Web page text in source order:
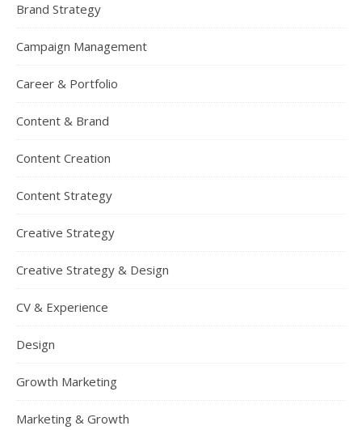
Brand Strategy
Campaign Management
Career & Portfolio
Content & Brand
Content Creation
Content Strategy
Creative Strategy
Creative Strategy & Design
CV & Experience
Design
Growth Marketing
Marketing & Growth